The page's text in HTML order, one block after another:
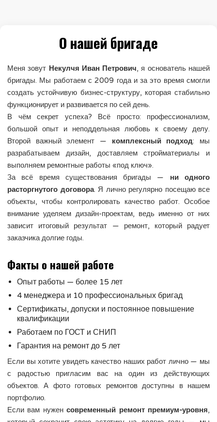
О нашей бригаде
Меня зовут Некулчя Иван Петрович, я основатель нашей
бригады. Мы работаем с 2009 года и за это время смогли
создать устойчивую бизнес-структуру, которая стабильно
функционирует и развивается по сей день.
В чём секрет успеха? Всё просто: профессионализм,
большой опыт и неподдельная любовь к своему делу.
Второй важный элемент — комплексный подход: мы
разрабатываем дизайн, доставляем стройматериалы и
выполняем ремонтные работы «под ключ».
За всё время существования бригады — ни одного
расторгнутого договора. Я лично регулярно посещаю все
объекты, чтобы контролировать качество работ. Особое
внимание уделяем дизайн-проектам, ведь именно от них
зависит итоговый результат — ремонт, который радует
заказчика долгие годы.
Факты о нашей работе
Опыт работы — более 15 лет
4 менеджера и 10 профессиональных бригад
Сертификаты, допуски и постоянное повышение
квалификации
Работаем по ГОСТ и СНИП
Гарантия на ремонт до 5 лет
Если вы хотите увидеть качество наших работ лично — мы
с радостью пригласим вас на один из действующих
объектов. А фото готовых ремонтов доступны в нашем
портфолио.
Если вам нуженсовременный ремонт премиум-уровня,